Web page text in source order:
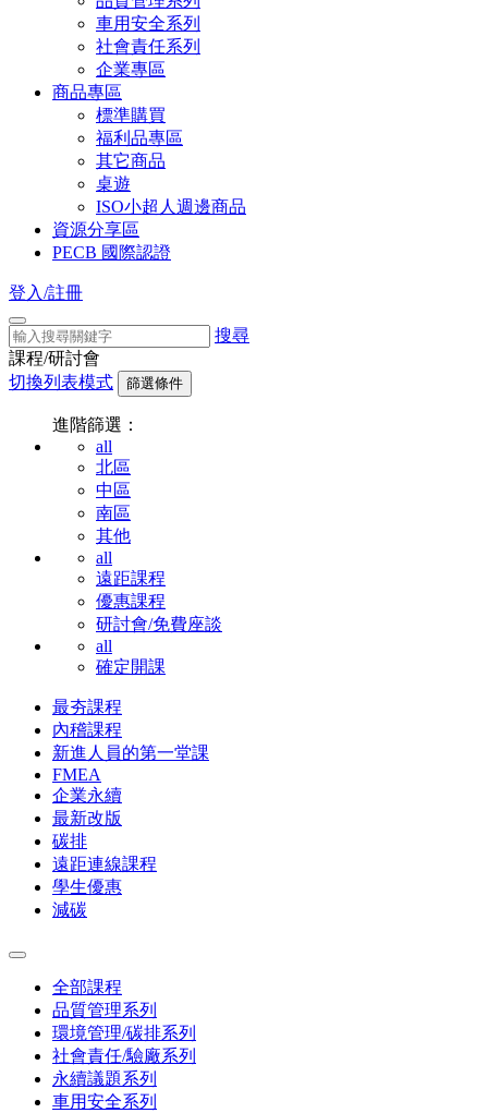
車用安全系列
社會責任系列
企業專區
商品專區
標準購買
福利品專區
其它商品
桌遊
ISO小超人週邊商品
資源分享區
PECB 國際認證
登入/註冊
搜尋
課程/研討會
切換列表模式
篩選條件
進階篩選：
all
北區
中區
南區
其他
all
遠距課程
優惠課程
研討會/免費座談
all
確定開課
最夯課程
內稽課程
新進人員的第一堂課
FMEA
企業永續
最新改版
碳排
遠距連線課程
學生優惠
減碳
全部課程
品質管理系列
環境管理/碳排系列
社會責任/驗廠系列
永續議題系列
車用安全系列